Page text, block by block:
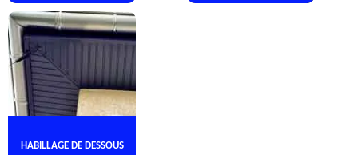
HABILLAGE DE DESSOUS